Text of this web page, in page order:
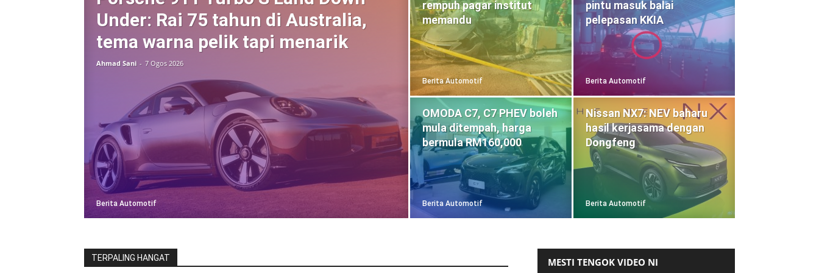
Berita Automotif
Under: Rai 75 tahun di Australia,
tema warna pelik tapi menarik
Ahmad Sani - 7 Ogos 2026
Berita Automotif
rempuh pagar institut
memandu
Berita Automotif
pintu masuk balai
pelepasan KKIA
Berita Automotif
OMODA C7, C7 PHEV boleh
mula ditempah, harga
bermula RM160,000
Berita Automotif
Nissan NX7: NEV baharu
hasil kerjasama dengan
Dongfeng
TERPALING HANGAT MESTI TENGOK VIDEO NI